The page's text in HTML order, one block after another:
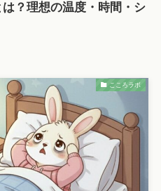
？理想の温度・時間・シ
こころラボ